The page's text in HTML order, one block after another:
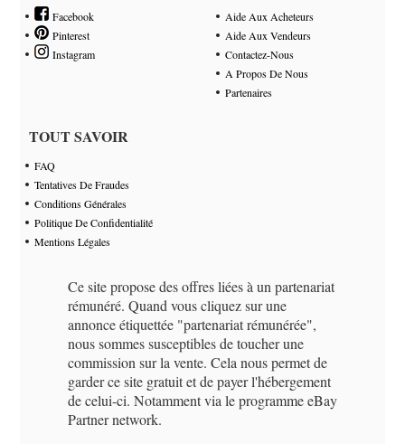
Facebook
Pinterest
Instagram
Aide Aux Acheteurs
Aide Aux Vendeurs
Contactez-Nous
A Propos De Nous
Partenaires
TOUT SAVOIR
FAQ
Tentatives De Fraudes
Conditions Générales
Politique De Confidentialité
Mentions Légales
Ce site propose des offres liées à un partenariat
rémunéré. Quand vous cliquez sur une
annonce étiquettée "partenariat rémunérée",
nous sommes susceptibles de toucher une
commission sur la vente. Cela nous permet de
garder ce site gratuit et de payer l'hébergement
de celui-ci. Notamment via le programme eBay
Partner network.